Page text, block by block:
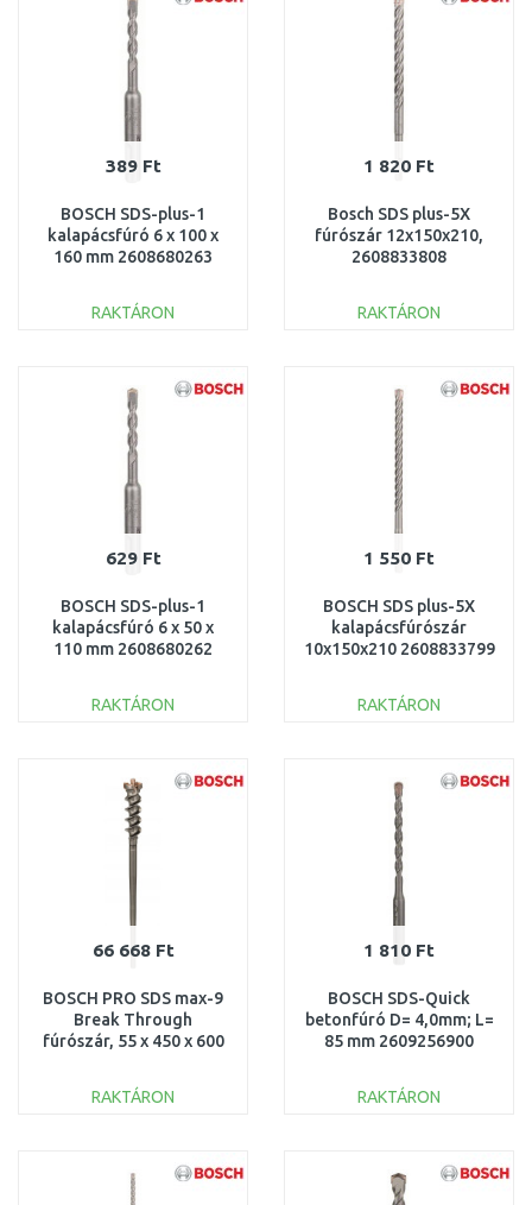
389 Ft
BOSCH SDS-plus-1
kalapácsfúró 6 x 100 x
160 mm 2608680263
RAKTÁRON
Összehasonlítás
1 820 Ft
Bosch SDS plus-5X
fúrószár 12x150x210,
2608833808
RAKTÁRON
Összehasonlítás
629 Ft
BOSCH SDS-plus-1
kalapácsfúró 6 x 50 x
110 mm 2608680262
RAKTÁRON
Összehasonlítás
1 550 Ft
BOSCH SDS plus-5X
kalapácsfúrószár
10x150x210 2608833799
RAKTÁRON
Összehasonlítás
66 668 Ft
BOSCH PRO SDS max-9
Break Through
fúrószár, 55 x 450 x 600
RAKTÁRON
Összehasonlítás
1 810 Ft
BOSCH SDS-Quick
betonfúró D= 4,0mm; L=
85 mm 2609256900
RAKTÁRON
Összehasonlítás